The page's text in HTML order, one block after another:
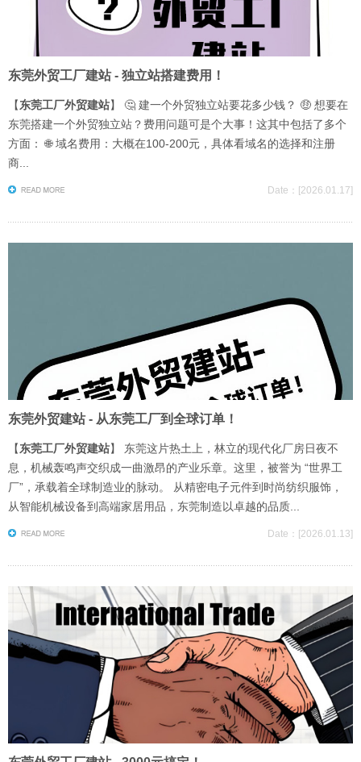
东莞外贸工厂建站 - 独立站搭建费用！
【东莞工厂外贸建站】 🤔 建一个外贸独立站要花多少钱？ 🤑 想要在
东莞搭建一个外贸独立站？费用问题可是个大事！这其中包括了多个
方面： 🌐 域名费用：大概在100-200元，具体看域名的选择和注册
商...
Date：[2026.01.17]
东莞外贸建站 - 从东莞工厂到全球订单！
【东莞工厂外贸建站】 东莞这片热土上，林立的现代化厂房日夜不
息，机械轰鸣声交织成一曲激昂的产业乐章。这里，被誉为 “世界工
厂”，承载着全球制造业的脉动。 从精密电子元件到时尚纺织服饰，
从智能机械设备到高端家居用品，东莞制造以卓越的品质...
Date：[2026.01.13]